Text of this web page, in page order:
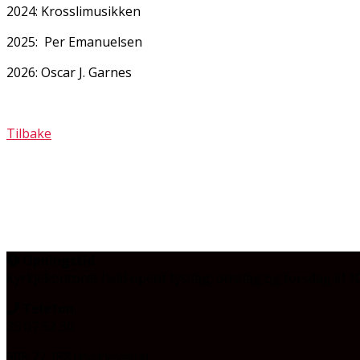
2024: Krosslimusikken
2025: Per Emanuelsen
2026: Oscar J. Garnes
Tilbake